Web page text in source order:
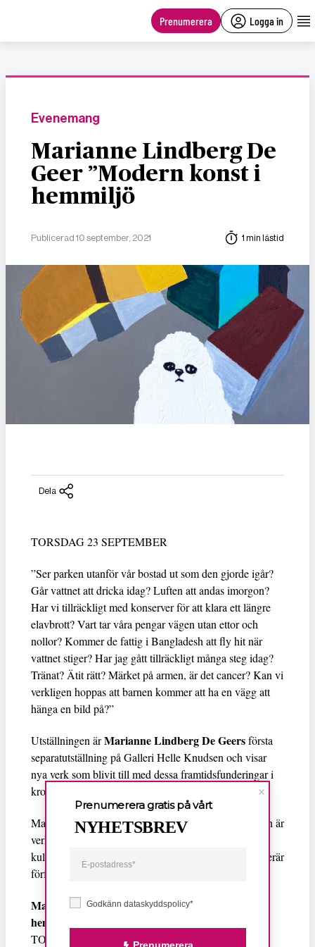
Prenumerera Logga in
Evenemang
Marianne Lindberg De
Geer ”Modern konst i
hemmiljö
Publicerad 10 september, 2021 1 min lästid
Dela
TORSDAG 23 SEPTEMBER
”Ser parken utanför vår bostad ut som den gjorde igår?
Går vattnet att dricka idag? Luften att andas imorgon?
Har vi tillräckligt med konserver för att klara ett längre
elavbrott? Vart tar våra pengar vägen utan ettor och
nollor? Kommer de fattig i Bangladesh att fly hit när
vattnet stiger? Har jag gått tillräckligt många steg idag?
Tränat? Ätit rätt? Märket på armen, är det cancer? Kan vi
verkligen hoppas att barnen kommer att ha en vägg att
hänga en bild på?”
Utställningen ärMarianne Lindberg De Geersförsta
separatutställning på Galleri Helle Knudsen och visar
nya verk som blivit till med dessa framtidsfunderingar i
kroppen.
Marianne Lindberg De Geer är född 1946 och bor och är
verksam i Stockholm. Hon är konstnär, dramatiker,
kulturskribent och debuterade 2017 även som skönlitterär
författare.
Marianne Lindberg De Geer ”Modern konst i
hemmiljö”
TORSDAG 23 SEPTEMBER
Godkänn dataskyddspolicy*
Prenumerera
Prenumerera gratis på vårt
NYHETSBREV